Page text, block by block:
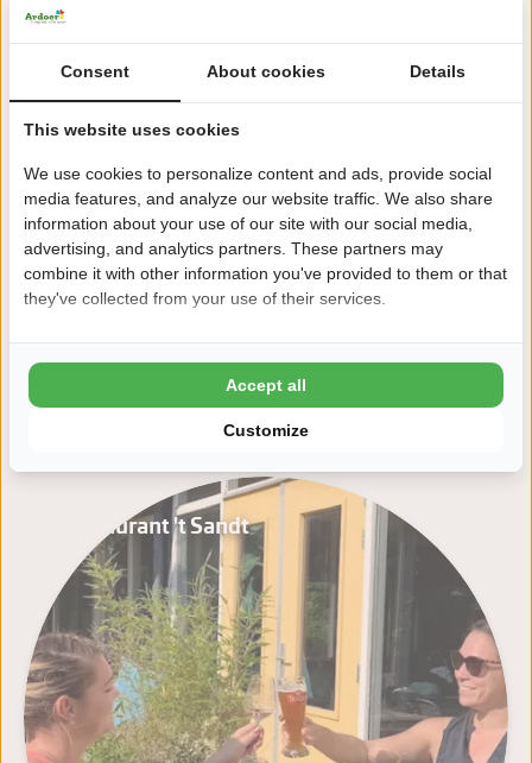
Receptie
Restaurant 't Sandt
Consent About cookies Details
This website uses cookies
We use cookies to personalize content and ads, provide social
media features, and analyze our website traffic. We also share
information about your use of our site with our social media,
advertising, and analytics partners. These partners may
combine it with other information you've provided to them or that
they've collected from your use of their services.
Customize
Accept all